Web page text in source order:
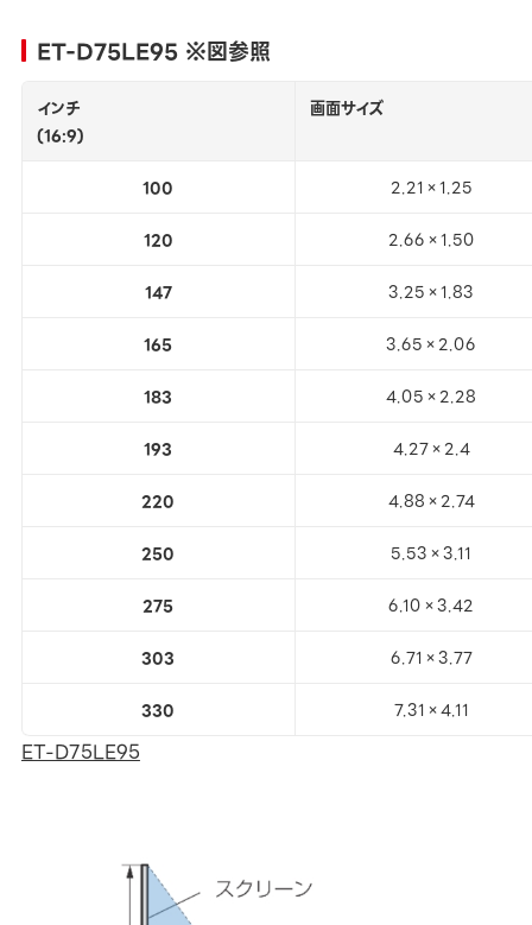
ET-D75LE95 ※図参照
インチ
(16:9)
画面サイズ
100 2.21×1.25
120 2.66×1.50
147 3.25×1.83
165 3.65×2.06
183 4.05×2.28
193 4.27×2.4
220 4.88×2.74
250 5.53×3.11
275 6.10×3.42
303 6.71×3.77
330 7.31×4.11
ET-D75LE95